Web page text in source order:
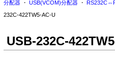
各種ダ
分配器・ USB(VCOM)分配器・
232C-422TW5-AC-U
USB-232C-